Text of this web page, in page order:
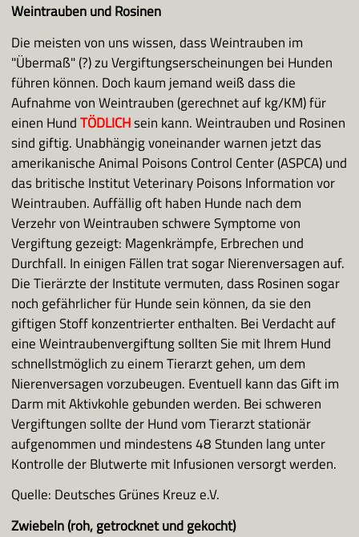
Weintrauben und Rosinen
Die meisten von uns wissen, dass Weintrauben im
"Übermaß" (?) zu Vergiftungserscheinungen bei Hunden
führen können. Doch kaum jemand weiß dass die
Aufnahme von Weintrauben (gerechnet auf kg/KM) für
einen HundTÖDLICHsein kann. Weintrauben und Rosinen
sind giftig. Unabhängig voneinander warnen jetzt das
amerikanische Animal Poisons Control Center (ASPCA) und
das britische Institut Veterinary Poisons Information vor
Weintrauben. Auffällig oft haben Hunde nach dem
Verzehr von Weintrauben schwere Symptome von
Vergiftung gezeigt: Magenkrämpfe, Erbrechen und
Durchfall. In einigen Fällen trat sogar Nierenversagen auf.
Die Tierärzte der Institute vermuten, dass Rosinen sogar
noch gefährlicher für Hunde sein können, da sie den
giftigen Stoff konzentrierter enthalten. Bei Verdacht auf
eine Weintraubenvergiftung sollten Sie mit Ihrem Hund
schnellstmöglich zu einem Tierarzt gehen, um dem
Nierenversagen vorzubeugen. Eventuell kann das Gift im
Darm mit Aktivkohle gebunden werden. Bei schweren
Vergiftungen sollte der Hund vom Tierarzt stationär
aufgenommen und mindestens 48 Stunden lang unter
Kontrolle der Blutwerte mit Infusionen versorgt werden.
Quelle: Deutsches Grünes Kreuz e.V.
Zwiebeln (roh, getrocknet und gekocht)